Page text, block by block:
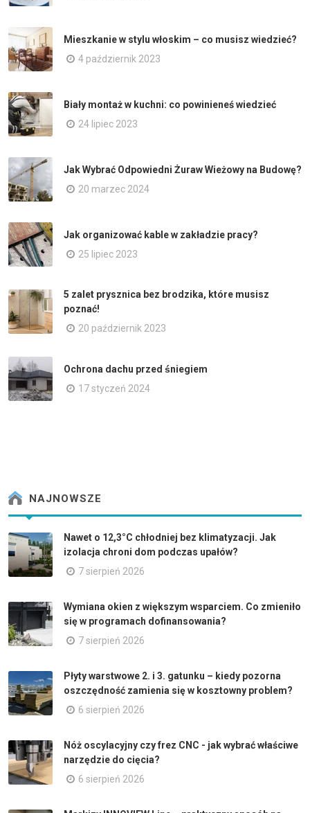
Mieszkanie w stylu włoskim – co musisz wiedzieć?
4 październik 2023
Biały montaż w kuchni: co powinieneś wiedzieć
24 lipiec 2023
Jak Wybrać Odpowiedni Żuraw Wieżowy na Budowę?
20 marzec 2024
Jak organizować kable w zakładzie pracy?
25 lipiec 2023
5 zalet prysznica bez brodzika, które musisz
poznać!
20 październik 2023
Ochrona dachu przed śniegiem
17 styczeń 2024
NAJNOWSZE
Nawet o 12,3°C chłodniej bez klimatyzacji. Jak
izolacja chroni dom podczas upałów?
7 sierpień 2026
Wymiana okien z większym wsparciem. Co zmieniło
się w programach dofinansowania?
7 sierpień 2026
Płyty warstwowe 2. i 3. gatunku – kiedy pozorna
oszczędność zamienia się w kosztowny problem?
6 sierpień 2026
Nóż oscylacyjny czy frez CNC - jak wybrać właściwe
narzędzie do cięcia?
6 sierpień 2026